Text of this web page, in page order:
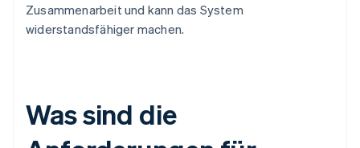
Zusammenarbeit und kann das System
widerstandsfähiger machen.
Was sind die